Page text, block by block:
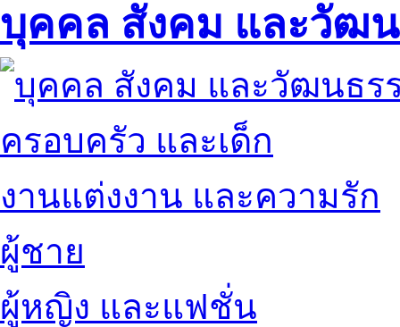
บุคคล สังคม และวัฒ
ครอบครัว และเด็ก
งานแต่งงาน และความรัก
ผู้ชาย
ผู้หญิง และแฟชั่น